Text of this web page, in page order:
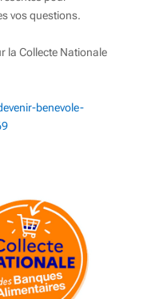
vos questions.
la Collecte Nationale
benevole-